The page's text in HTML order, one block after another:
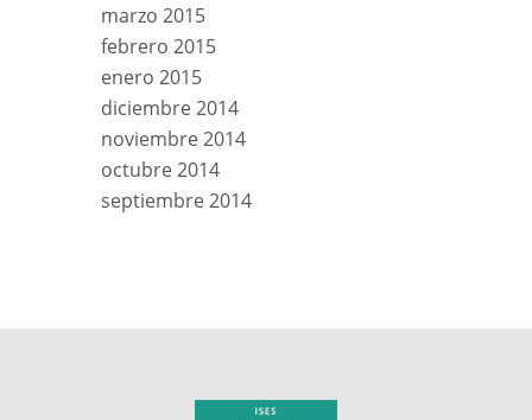
marzo 2015
febrero 2015
enero 2015
diciembre 2014
noviembre 2014
octubre 2014
septiembre 2014